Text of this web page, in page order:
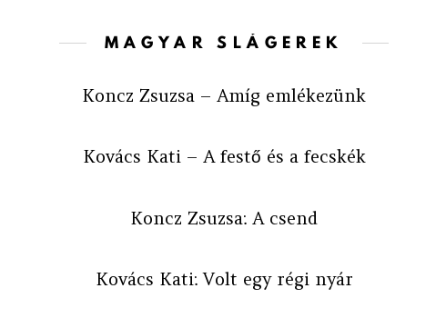
MAGYAR SLÁGEREK
Koncz Zsuzsa – Amíg emlékezünk
Kovács Kati – A festő és a fecskék
Koncz Zsuzsa: A csend
Kovács Kati: Volt egy régi nyár